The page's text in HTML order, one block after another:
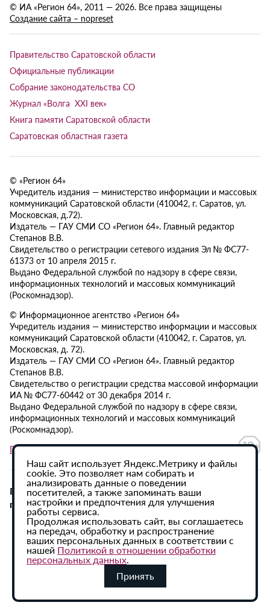
© ИА «Регион 64», 2011 — 2026. Все права защищены
Создание сайта – nopreset
Правительство Саратовской области
Официальные публикации
Собрание законодательства СО
Журнал «Волга XXI век»
Книга памяти Саратовской области
Саратовская областная газета
© «Регион 64»
Учредитель издания — министерство информации и массовых
коммуникаций Саратовской области (410042, г. Саратов, ул.
Московская, д.72).
Издатель — ГАУ СМИ СО «Регион 64». Главный редактор
Степанов В.В.
Свидетельство о регистрации сетевого издания Эл № ФС77-
61373 от 10 апреля 2015 г.
Выдано Федеральной службой по надзору в сфере связи,
информационных технологий и массовых коммуникаций
(Роскомнадзор).
© Информационное агентство «Регион 64»
Учредитель издания — министерство информации и массовых
коммуникаций Саратовской области (410042, г. Саратов, ул.
Московская, д. 72).
Издатель — ГАУ СМИ СО «Регион 64». Главный редактор
Степанов В.В.
Свидетельство о регистрации средства массовой информации
ИА № ФС77-60442 от 30 декабря 2014 г.
Выдано Федеральной службой по надзору в сфере связи,
информационных технологий и массовых коммуникаций
(Роскомнадзор).
Политика в отношении обработки персональных данных
При использовании материалов сайта активная
гиперссылка на ИА «Регион 64» обязательна.
Наш сайт использует Яндекс.Метрику и файлы
cookie. Это позволяет нам собирать и
анализировать данные о поведении
посетителей, а также запоминать ваши
настройки и предпочтения для улучшения
работы сервиса.
Продолжая использовать сайт, вы соглашаетесь
на передач, обработку и распространение
ваших персональных данных в соответствии с
нашей Политикой в отношении обработки
персональных данных.
Принять